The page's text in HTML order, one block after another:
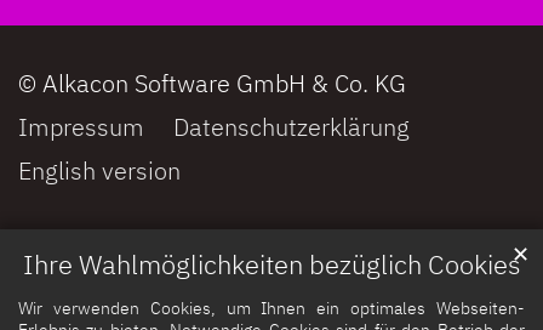
Ihre Wahlmöglichkeiten bezüglich Cookies
Wir verwenden Cookies, um Ihnen ein optimales Webseiten-
✕
© Alkacon Software GmbH & Co. KG
Impressum
Datenschutzerklärung
English version